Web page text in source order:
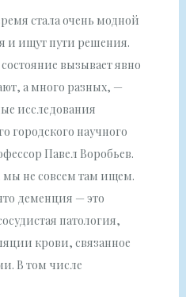
стала очень модной
и ищут пути решения.
вызывает явно
а много разных, —
исследования
городского научного
Павел Воробьев.
не совсем там ищем.
деменция — это
патология,
крови, связанное
В том числе